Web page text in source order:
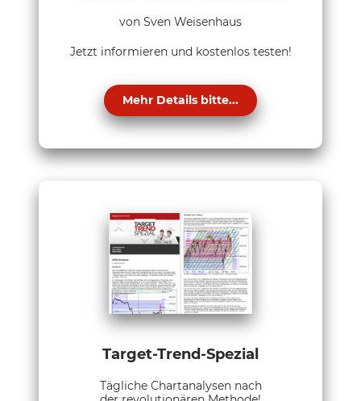
von Sven Weisenhaus
Jetzt informieren und kostenlos testen!
Mehr Details bitte...
Target-Trend-Spezial
Tägliche Chartanalysen nach